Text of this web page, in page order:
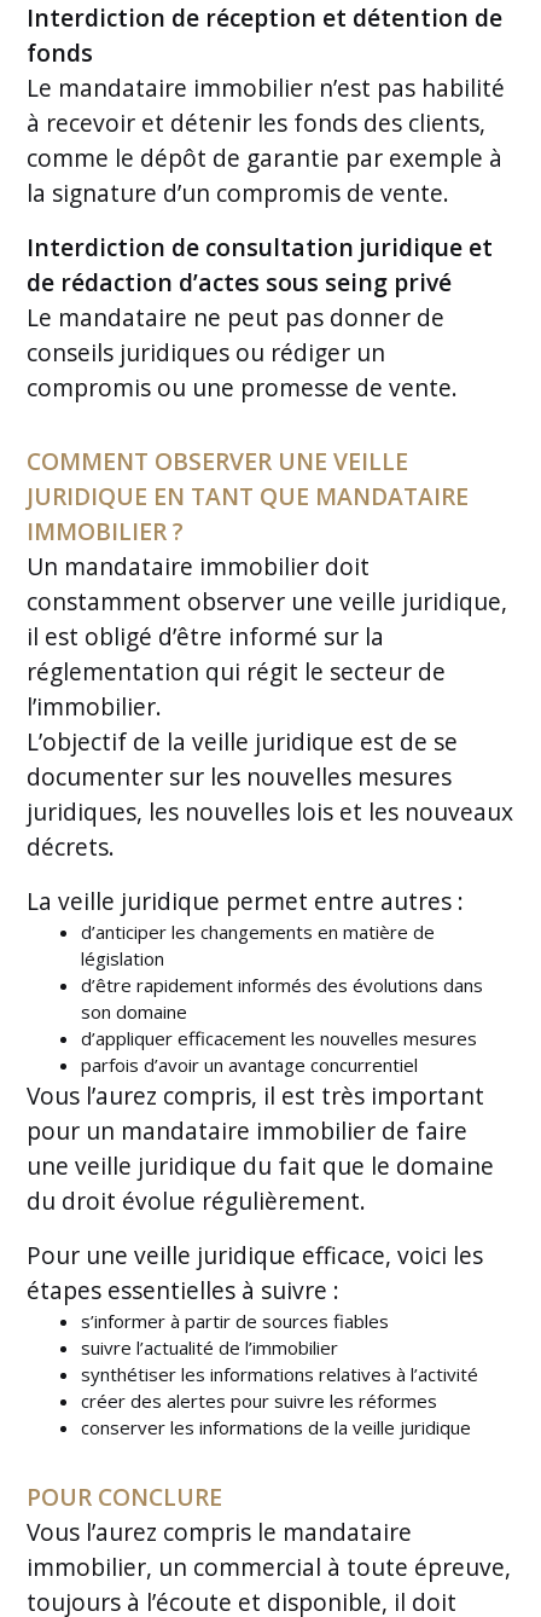
Interdiction de réception et détention de
fonds
Le mandataire immobilier n’est pas habilité
à recevoir et détenir les fonds des clients,
comme le dépôt de garantie par exemple à
la signature d’un compromis de vente.
Interdiction de consultation juridique et
de rédaction d’actes sous seing privé
Le mandataire ne peut pas donner de
conseils juridiques ou rédiger un
compromis ou une promesse de vente.
COMMENT OBSERVER UNE VEILLE
JURIDIQUE EN TANT QUE MANDATAIRE
IMMOBILIER ?
Un mandataire immobilier doit
constamment observer une veille juridique,
il est obligé d’être informé sur la
réglementation qui régit le secteur de
l’immobilier.
L’objectif de la veille juridique est de se
documenter sur les nouvelles mesures
juridiques, les nouvelles lois et les nouveaux
décrets.
La veille juridique permet entre autres :
d’anticiper les changements en matière de
législation
d’être rapidement informés des évolutions dans
son domaine
d’appliquer efficacement les nouvelles mesures
parfois d’avoir un avantage concurrentiel
Vous l’aurez compris, il est très important
pour un mandataire immobilier de faire
une veille juridique du fait que le domaine
du droit évolue régulièrement.
Pour une veille juridique efficace, voici les
étapes essentielles à suivre :
s’informer à partir de sources fiables
suivre l’actualité de l’immobilier
synthétiser les informations relatives à l’activité
créer des alertes pour suivre les réformes
conserver les informations de la veille juridique
POUR CONCLURE
Vous l’aurez compris le mandataire
immobilier, un commercial à toute épreuve,
toujours à l’écoute et disponible, il doit